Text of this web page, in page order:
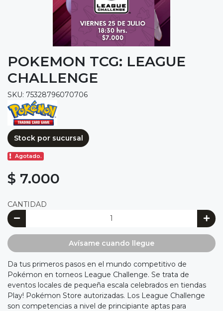
POKEMON TCG: LEAGUE
CHALLENGE
SKU: 75328796070706
Stock por sucursal
Agotado.
$ 7.000
CANTIDAD
Avísame cuando llegue
Da tus primeros pasos en el mundo competitivo de
Pokémon en torneos League Challenge. Se trata de
eventos locales de pequeña escala celebrados en tiendas
Play! Pokémon Store autorizadas. Los League Challenge
son competencias a nivel de principiante aptas para